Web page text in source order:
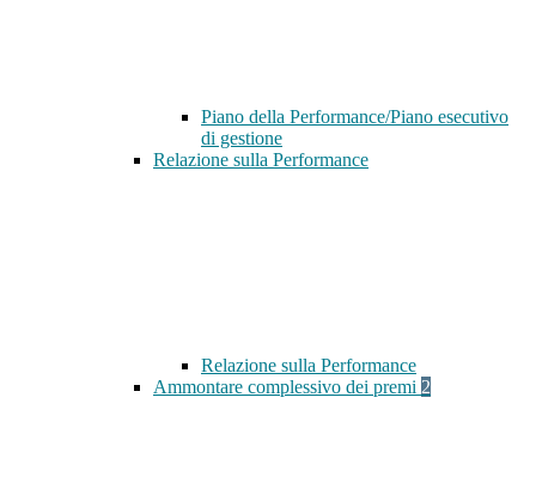
Piano della Performance/Piano esecutivo
di gestione
Relazione sulla Performance
Relazione sulla Performance
Ammontare complessivo dei premi 2